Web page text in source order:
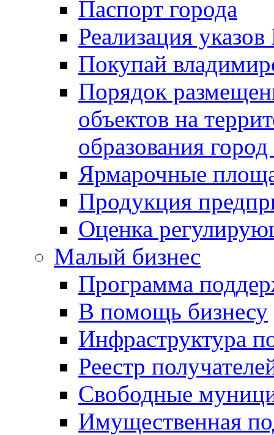
Паспорт города
Реализация
Покупай
Порядок
объектов на
образования
Ярмарочные
Продукция
Оценка
Малый бизнес
Программа
В помощь бизнесу
Инфраструктура
Реестр
Свободные
Имущественная